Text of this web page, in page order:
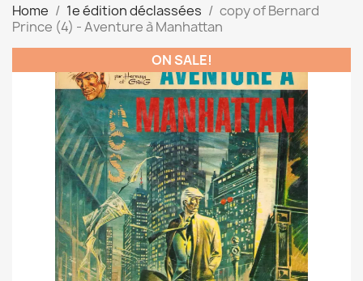
Home 1e édition déclassées
copy of Bernard
Prince (4) - Aventure à Manhattan
ON SALE!